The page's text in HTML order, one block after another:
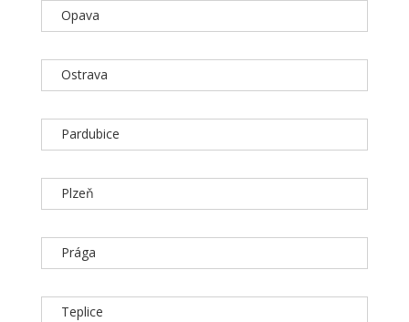
Opava
Ostrava
Pardubice
Plzeň
Prága
Teplice